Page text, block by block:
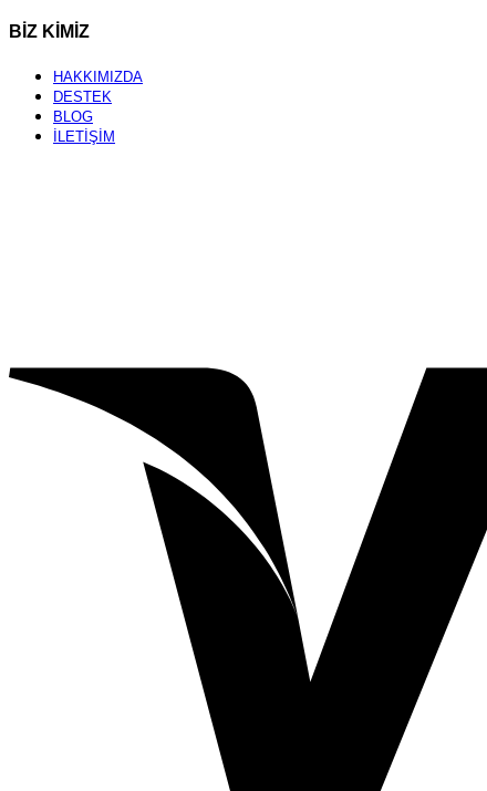
BİZ KİMİZ
HAKKIMIZDA
DESTEK
BLOG
İLETİŞİM